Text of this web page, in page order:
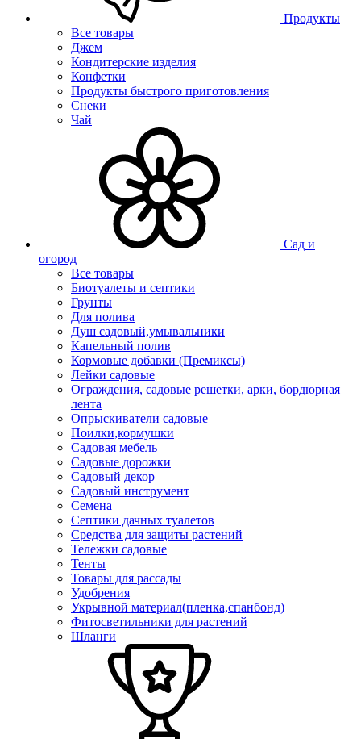
Продукты
Все товары
Джем
Кондитерские изделия
Конфетки
Продукты быстрого приготовления
Снеки
Чай
Сад и
огород
Все товары
Биотуалеты и септики
Грунты
Для полива
Душ садовый,умывальники
Капельный полив
Кормовые добавки (Премиксы)
Лейки садовые
Ограждения, садовые решетки, арки, бордюрная
лента
Опрыскиватели садовые
Поилки,кормушки
Садовая мебель
Садовые дорожки
Садовый декор
Садовый инструмент
Семена
Септики дачных туалетов
Средства для защиты растений
Тележки садовые
Тенты
Товары для рассады
Удобрения
Укрывной материал(пленка,спанбонд)
Фитосветильники для растений
Шланги